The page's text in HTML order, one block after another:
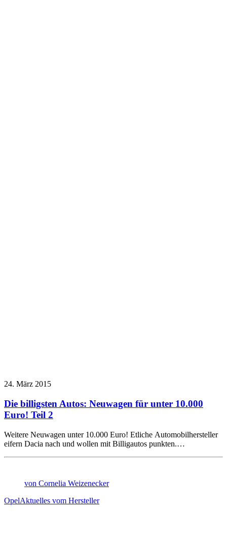
24. März 2015
Die billigsten Autos: Neuwagen für unter 10.000
Euro! Teil 2
Weitere Neuwagen unter 10.000 Euro! Etliche Automobilhersteller
eifern Dacia nach und wollen mit Billigautos punkten.…
von Cornelia Weizenecker
OpelAktuelles vom Hersteller